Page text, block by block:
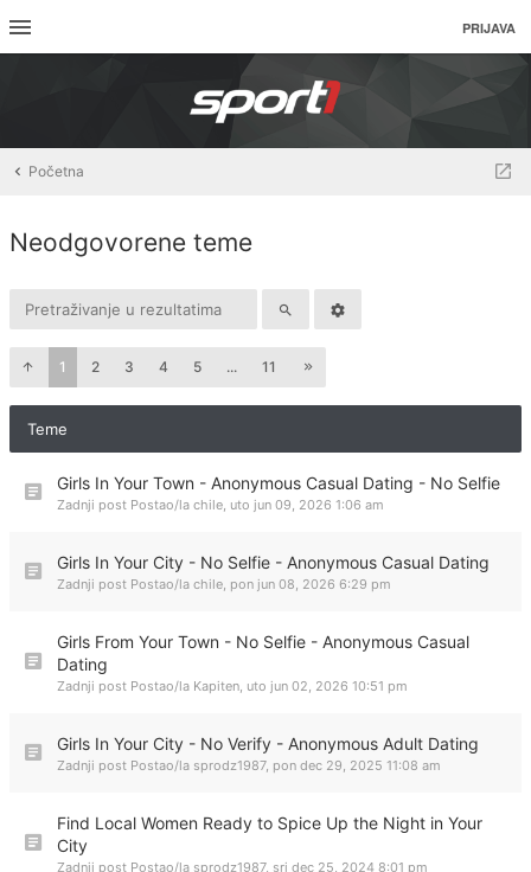
PRIJAVA
Početna
Neodgovorene teme
1 2 3 4 5 ... 11
Teme
Girls In Your Town - Anonymous Casual Dating - No Selfie
Zadnji post Postao/la chile, uto jun 09, 2026 1:06 am
Girls In Your City - No Selfie - Anonymous Casual Dating
Zadnji post Postao/la chile, pon jun 08, 2026 6:29 pm
Girls From Your Town - No Selfie - Anonymous Casual
Dating
Zadnji post Postao/la Kapiten, uto jun 02, 2026 10:51 pm
Girls In Your City - No Verify - Anonymous Adult Dating
Zadnji post Postao/la sprodz1987, pon dec 29, 2025 11:08 am
Find Local Women Ready to Spice Up the Night in Your
City
Zadnji post Postao/la sprodz1987, sri dec 25, 2024 8:01 pm